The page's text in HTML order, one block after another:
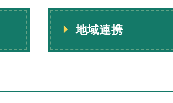
地域連携